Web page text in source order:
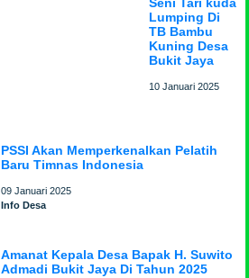
Lumping Di
TB Bambu
Kuning Desa
Bukit Jaya
10 Januari 2025
PSSI Akan Memperkenalkan Pelatih
Baru Timnas Indonesia
09 Januari 2025
Info Desa
Amanat Kepala Desa Bapak H. Suwito
Admadi Bukit Jaya Di Tahun 2025